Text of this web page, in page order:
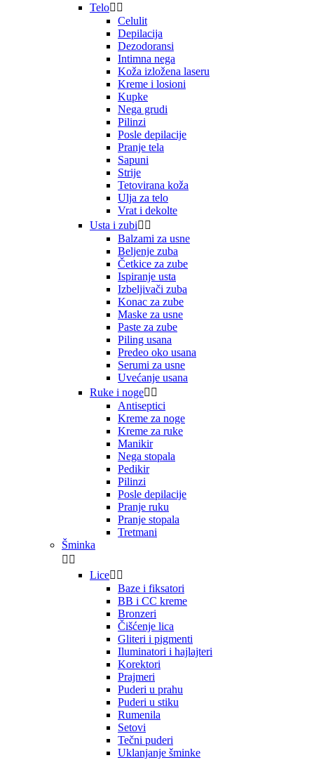
Telo 
Celulit
Depilacija
Dezodoransi
Intimna nega
Koža izložena laseru
Kreme i losioni
Kupke
Nega grudi
Pilinzi
Posle depilacije
Pranje tela
Sapuni
Strije
Tetovirana koža
Ulja za telo
Vrat i dekolte
Usta i zubi 
Balzami za usne
Beljenje zuba
Četkice za zube
Ispiranje usta
Izbeljivači zuba
Konac za zube
Maske za usne
Paste za zube
Piling usana
Predeo oko usana
Serumi za usne
Uvećanje usana
Ruke i noge 
Antiseptici
Kreme za noge
Kreme za ruke
Manikir
Nega stopala
Pedikir
Pilinzi
Posle depilacije
Pranje ruku
Pranje stopala
Tretmani
Šminka
 
Lice 
Baze i fiksatori
BB i CC kreme
Bronzeri
Čišćenje lica
Gliteri i pigmenti
Iluminatori i hajlajteri
Korektori
Prajmeri
Puderi u prahu
Puderi u stiku
Rumenila
Setovi
Tečni puderi
Uklanjanje šminke